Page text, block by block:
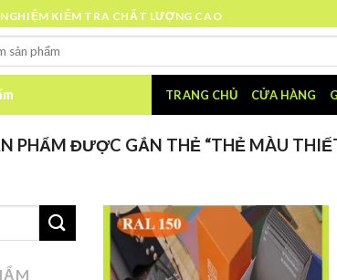
KIỂM TRA CHẤT LƯỢNG CAO
TRANG CHỦ CỬA HÀNG
PHẨM ĐƯỢC GẮN THẺ “THẺ MÀU